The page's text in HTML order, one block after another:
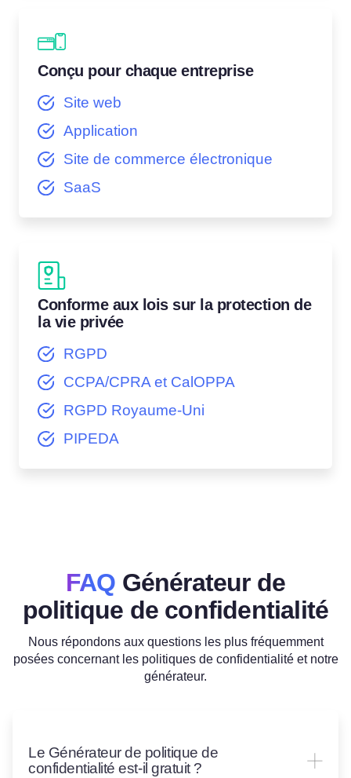
Conçu pour chaque entreprise
Site web
Application
Site de commerce électronique
SaaS
Conforme aux lois sur la protection de
la vie privée
RGPD
CCPA/CPRA et CalOPPA
RGPD Royaume-Uni
PIPEDA
FAQ Générateur de
politique de confidentialité
Nous répondons aux questions les plus fréquemment
posées concernant les politiques de confidentialité et notre
générateur.
Le Générateur de politique de
confidentialité est-il gratuit ?